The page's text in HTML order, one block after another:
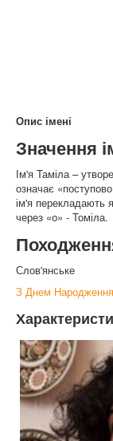
Опис імені
Значення
Ім'я Таміла –
означає
ім'я перекладають
через «о» - Томіла.
Слов'янське
З Днем